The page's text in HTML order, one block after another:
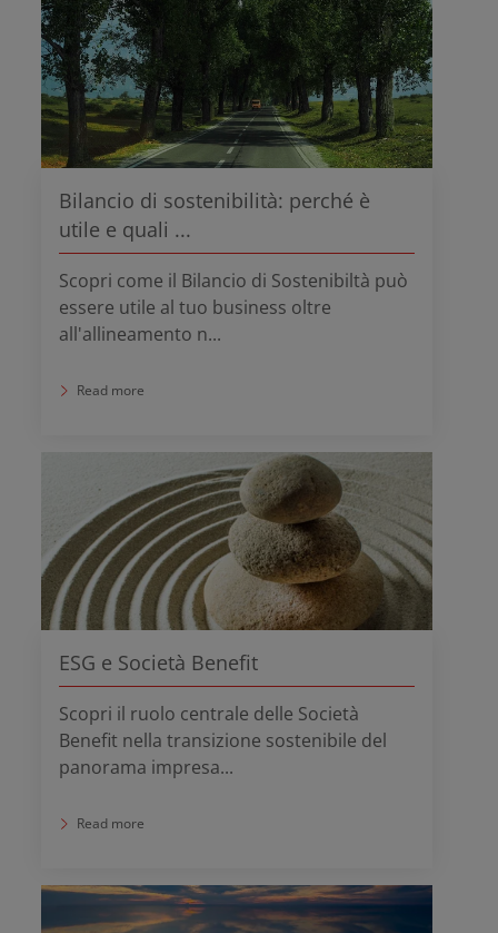
Bilancio di sostenibilità: perché è
utile e quali ...
Scopri come il Bilancio di Sostenibiltà può
essere utile al tuo business oltre
all'allineamento n...
Read more
ESG e Società Benefit
Scopri il ruolo centrale delle Società
Benefit nella transizione sostenibile del
panorama impresa...
Read more